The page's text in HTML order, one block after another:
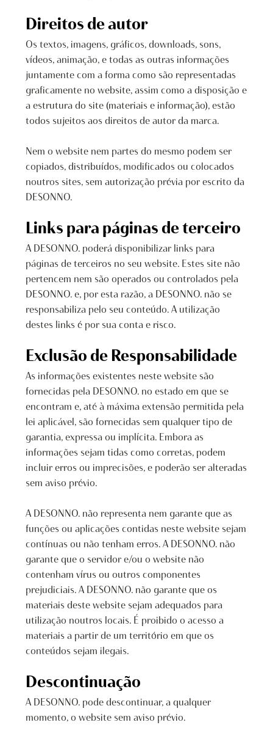
Direitos de autor
Os textos, imagens, gráficos, downloads, sons,
vídeos, animação, e todas as outras informações
juntamente com a forma como são representadas
graficamente no website, assim como a disposição e
a estrutura do site (materiais e informação), estão
todos sujeitos aos direitos de autor da marca.
Nem o website nem partes do mesmo podem ser
copiados, distribuídos, modificados ou colocados
noutros sites, sem autorização prévia por escrito da
DESONNO.
Links para páginas de terceiro
A DESONNO. poderá disponibilizar links para
páginas de terceiros no seu website. Estes site não
pertencem nem são operados ou controlados pela
DESONNO. e, por esta razão, a DESONNO. não se
responsabiliza pelo seu conteúdo. A utilização
destes links é por sua conta e risco.
Exclusão de Responsabilidade
As informações existentes neste website são
fornecidas pela DESONNO. no estado em que se
encontram e, até à máxima extensão permitida pela
lei aplicável, são fornecidas sem qualquer tipo de
garantia, expressa ou implícita. Embora as
informações sejam tidas como corretas, podem
incluir erros ou imprecisões, e poderão ser alteradas
sem aviso prévio.
A DESONNO. não representa nem garante que as
funções ou aplicações contidas neste website sejam
contínuas ou não tenham erros. A DESONNO. não
garante que o servidor e/ou o website não
contenham vírus ou outros componentes
prejudiciais. A DESONNO. não garante que os
materiais deste website sejam adequados para
utilização noutros locais. É proibido o acesso a
materiais a partir de um território em que os
conteúdos sejam ilegais.
Descontinuação
A DESONNO. pode descontinuar, a qualquer
momento, o website sem aviso prévio.